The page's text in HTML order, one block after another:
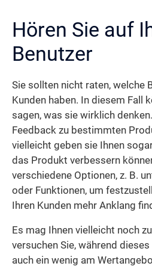
Hören Sie auf
Benutzer
Sie sollten nicht raten, welche
Kunden haben. In diesem Fall
sagen, was sie wirklich
Feedback zu bestimmten
vielleicht geben sie Ihnen
das Produkt verbessern
verschiedene Optionen, z. B.
oder Funktionen, um
Ihren Kunden mehr Anklang
Es mag Ihnen vielleicht noch
versuchen Sie, während
auch ein wenig am